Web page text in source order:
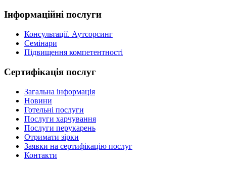
Інформаційні послуги
Консультації. Аутсорсинг
Семінари
Підвищення компетентності
Сертифікація послуг
Загальна інформація
Новини
Готельні послуги
Послуги харчування
Послуги перукарень
Отримати зірки
Заявки на сертифікацію послуг
Контакти